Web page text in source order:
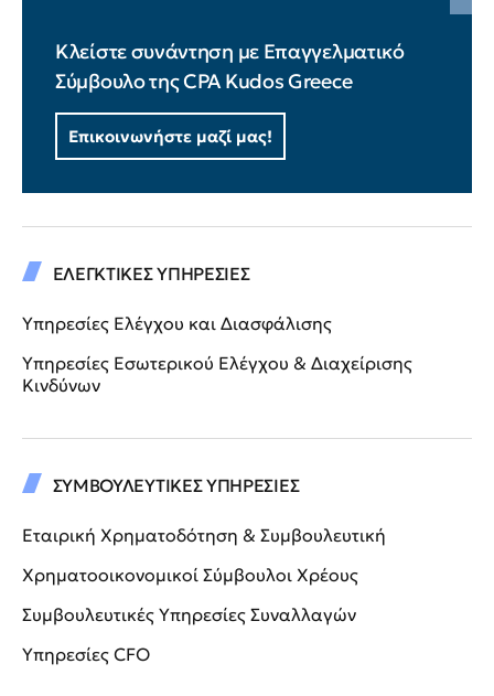
Κλείστε συνάντηση με Επαγγελματικό
Σύμβουλο της CPA Kudos Greece
Επικοινωνήστε μαζί μας!
ΕΛΕΓΚΤΙΚΕΣ ΥΠΗΡΕΣΙΕΣ
Υπηρεσίες Ελέγχου και Διασφάλισης
Υπηρεσίες Εσωτερικού Ελέγχου & Διαχείρισης
Κινδύνων
ΣΥΜΒΟΥΛΕΥΤΙΚΕΣ ΥΠΗΡΕΣΙΕΣ
Εταιρική Χρηματοδότηση & Συμβουλευτική
Χρηματοοικονομικοί Σύμβουλοι Χρέους
Συμβουλευτικές Υπηρεσίες Συναλλαγών
Υπηρεσίες CFO